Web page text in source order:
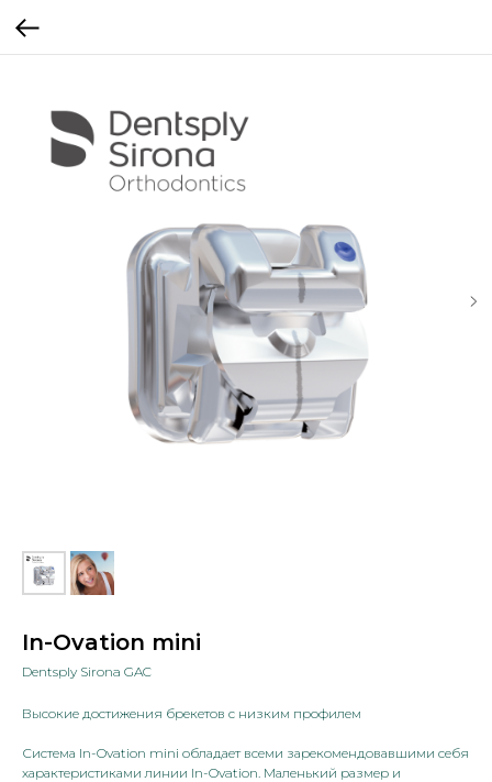
In-Ovation mini
Dentsply Sirona GAC
Высокие достижения брекетов с низким профилем
Система In-Ovation mini обладает всеми зарекомендовавшими себя
характеристиками линии In-Ovation. Маленький размер и